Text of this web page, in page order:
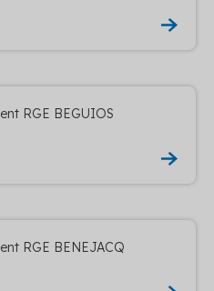
RGE BEGUIOS
RGE BENEJACQ